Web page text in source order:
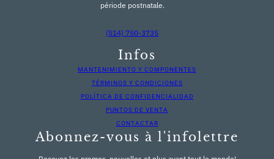
période postnatale.
(514) 750-3735
Infos
MANTENIMIENTO Y COMPONENTES
TÉRMINOS Y CONDICIONES
POLÍTICA DE CONFIDENCIALIDAD
PUNTOS DE VENTA
CONTACTAR
Abonnez-vous à l'infolettre